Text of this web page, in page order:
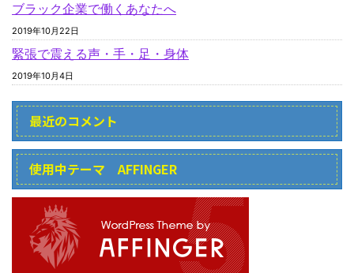
ブラック企業で働くあなたへ
2019年10月22日
緊張で震える声・手・足・身体
2019年10月4日
最近のコメント
使用中テーマ AFFINGER